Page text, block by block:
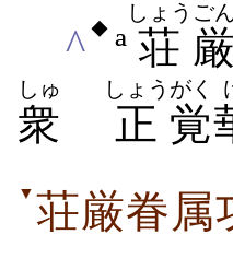
^ ◆ ª 荘
しょう
厳
ご
衆
しゅ
正
しょう
覚
がく
▼ 荘厳眷属